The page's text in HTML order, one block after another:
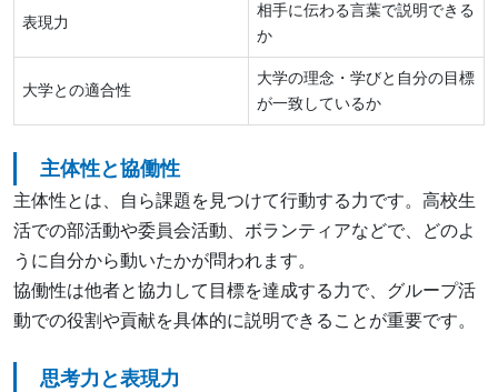
表現力
相手に伝わる言葉で説明できる
か
大学との適合性
大学の理念・学びと自分の目標
が一致しているか
主体性と協働性
主体性とは、自ら課題を見つけて行動する力です。高校生
活での部活動や委員会活動、ボランティアなどで、どのよ
うに自分から動いたかが問われます。
協働性は他者と協力して目標を達成する力で、グループ活
動での役割や貢献を具体的に説明できることが重要です。
思考力と表現力